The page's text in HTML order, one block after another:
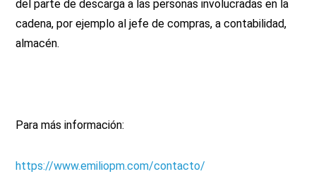
del parte de descarga a las personas involucradas en la
cadena, por ejemplo al jefe de compras, a contabilidad,
almacén.
Para más información:
https://www.emiliopm.com/contacto/